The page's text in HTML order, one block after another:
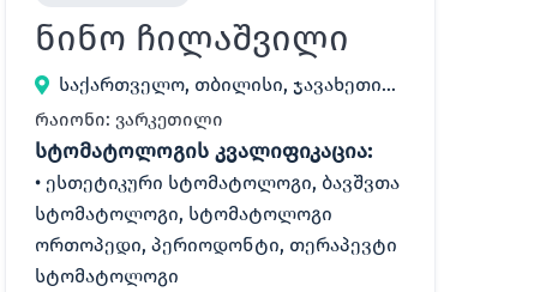
ნინო ჩილაშვილი
საქართველო, თბილისი, ჯავახეთის 120
რაიონი: ვარკეთილი
სტომატოლოგის კვალიფიკაცია:
ესთეტიკური სტომატოლოგი, ბავშვთა
სტომატოლოგი, სტომატოლოგი
ორთოპედი, პერიოდონტი, თერაპევტი
სტომატოლოგი